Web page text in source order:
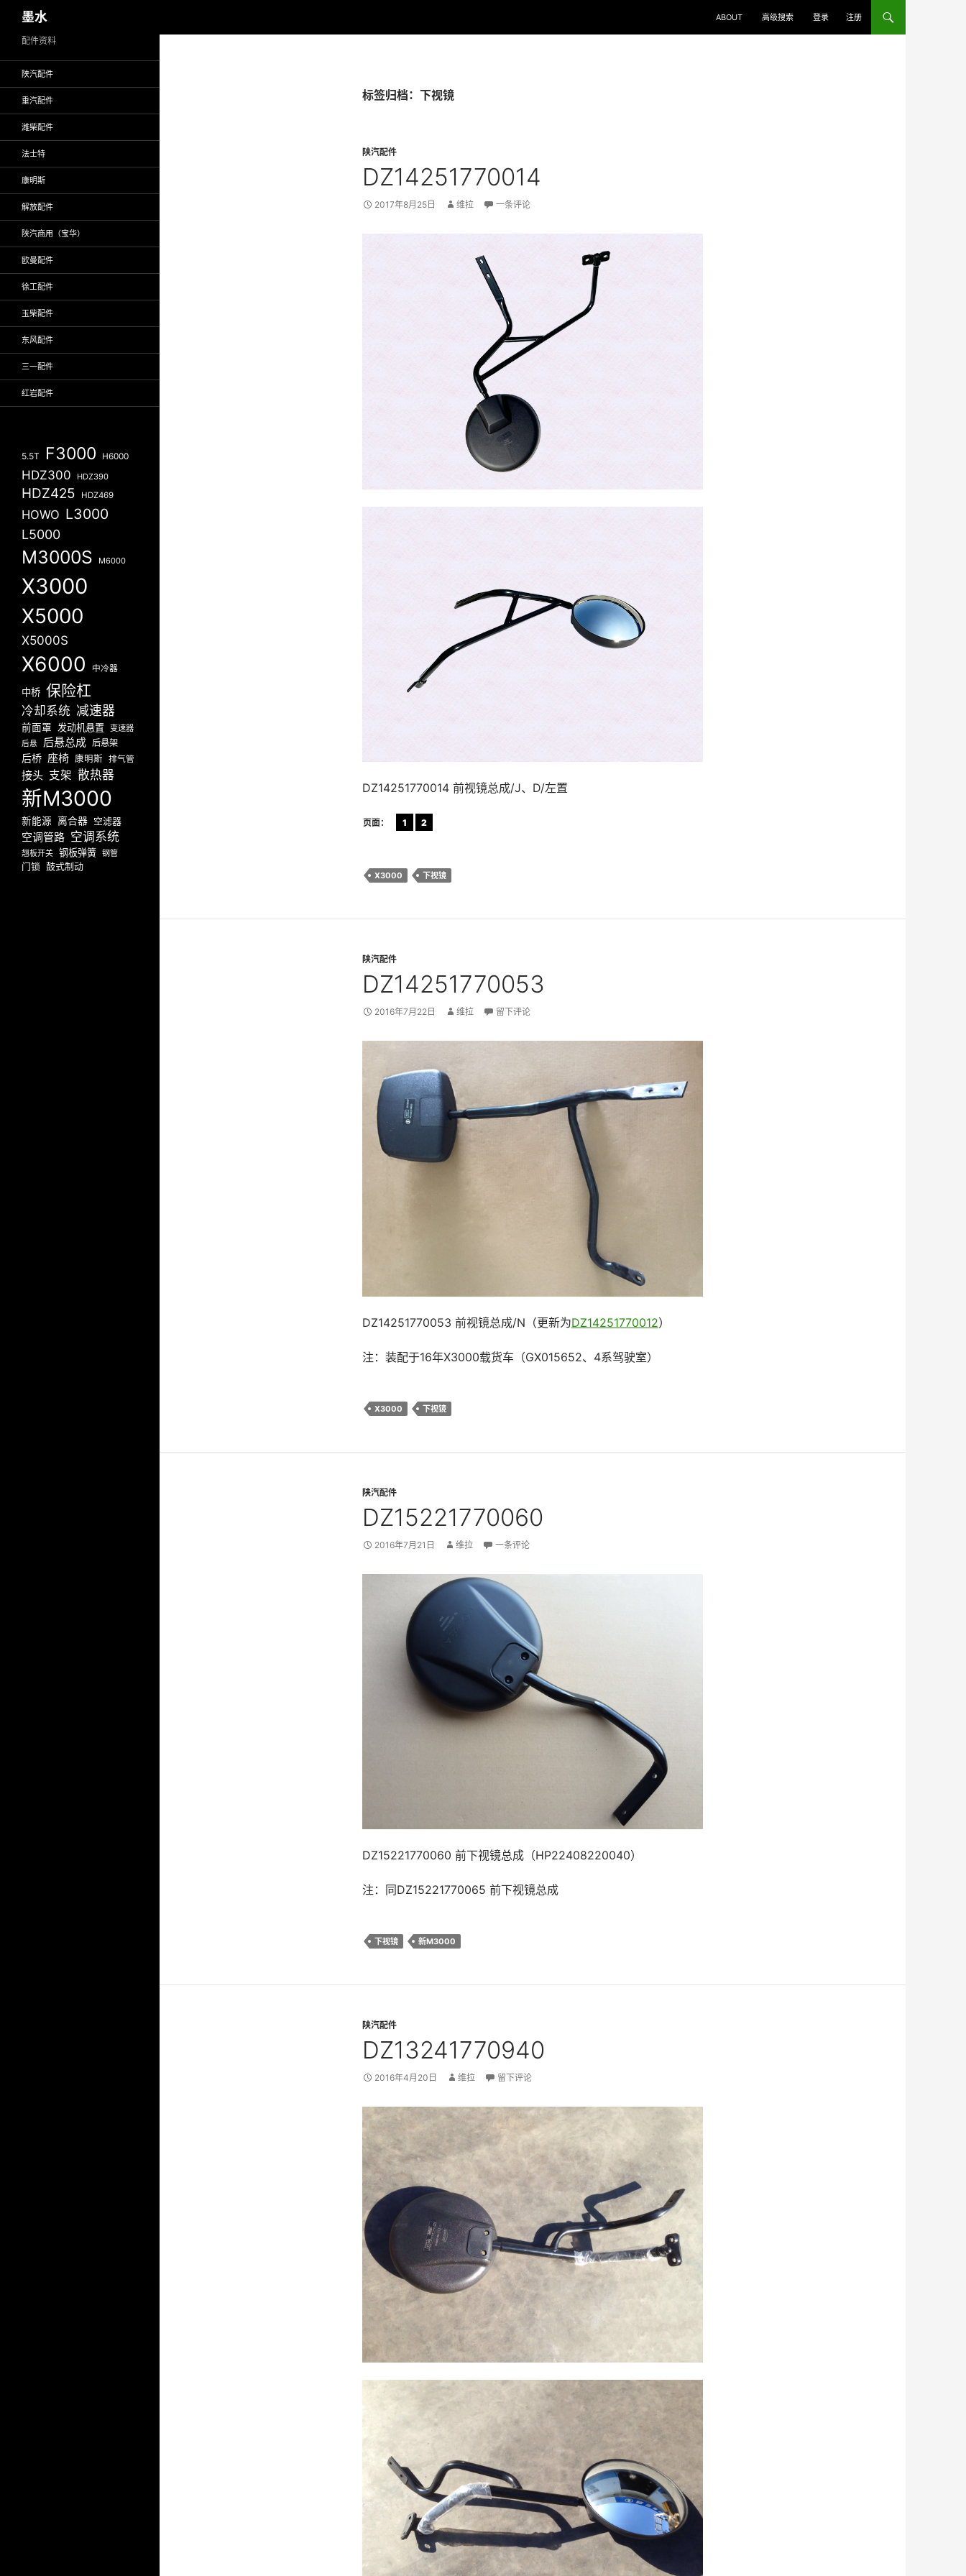
至
墨水 ABOUT 高级搜索 登录 注册
标签归档：下视镜
陕汽配件
DZ14251770014
2017年8月25日 维拉 一条评论
DZ14251770014 前视镜总成/J、D/左置
页面： 1 2
X3000 下视镜
陕汽配件
DZ14251770053
2016年7月22日 维拉 留下评论
DZ14251770053 前视镜总成/N（更新为DZ14251770012）
注：装配于16年X3000载货车（GX015652、4系驾驶室）
X3000 下视镜
陕汽配件
DZ15221770060
2016年7月21日 维拉 一条评论
DZ15221770060 前下视镜总成（HP22408220040）
注：同DZ15221770065 前下视镜总成
下视镜 新M3000
陕汽配件
DZ13241770940
2016年4月20日 维拉 留下评论
配件资料
陕汽配件
重汽配件
潍柴配件
法士特
康明斯
解放配件
陕汽商用（宝华）
欧曼配件
徐工配件
玉柴配件
东风配件
三一配件
红岩配件
5.5T F3000 H6000
HDZ300 HDZ390
HDZ425 HDZ469
HOWO L3000
L5000
M3000S M6000
X3000
X5000
X5000S
X6000 中冷器
中桥 保险杠
冷却系统 减速器
前面罩 发动机悬置 变速器
后悬 后悬总成 后悬架
后桥 座椅 康明斯 排气管
接头 支架 散热器
新M3000
新能源 离合器 空滤器
空调管路 空调系统
翘板开关 钢板弹簧 钢管
门锁 鼓式制动